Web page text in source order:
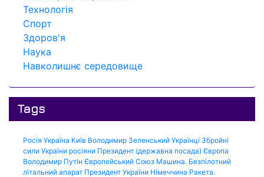
Технологія
Спорт
Здоров'я
Наука
Навколишнє середовище
Tags
Росія Україна Київ Володимир Зеленський Українці Збройні
сили України росіяни Президент (державна посада) Європа
Володимир Путін Європейський Союз Машина. Безпілотний
літальний апарат Президент України Німеччина Ракета.